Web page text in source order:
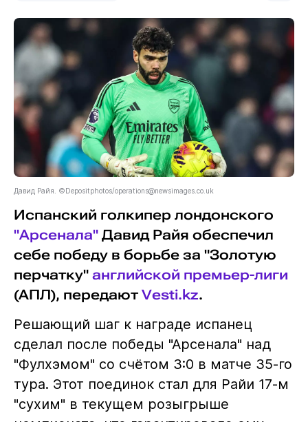
Давид Райя. ©Depositphotos/operations@newsimages.co.uk
Испанский голкипер лондонского
"Арсенала"Давид Райя обеспечил
себе победу в борьбе за "Золотую
перчатку" английской премьер-лиги
(АПЛ), передают Vesti.kz.
Решающий шаг к награде испанец
сделал после победы "Арсенала" над
"Фулхэмом" со счётом 3:0 в матче 35-го
тура. Этот поединок стал для Райи 17-м
"сухим" в текущем розыгрыше